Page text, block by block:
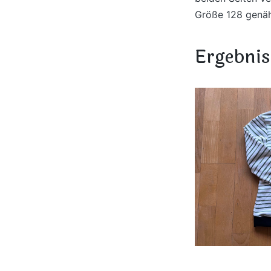
Größe 128
Ergebnis